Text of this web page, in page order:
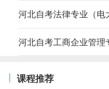
河北自考法律专业（
课程推荐